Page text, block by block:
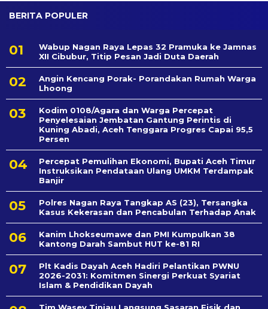
BERITA POPULER
Wabup Nagan Raya Lepas 32 Pramuka ke Jamnas
XII Cibubur, Titip Pesan Jadi Duta Daerah
Angin Kencang Porak- Porandakan Rumah Warga
Lhoong
Kodim 0108/Agara dan Warga Percepat
Penyelesaian Jembatan Gantung Perintis di
Kuning Abadi, Aceh Tenggara Progres Capai 95,5
Persen
Percepat Pemulihan Ekonomi, Bupati Aceh Timur
Instruksikan Pendataan Ulang UMKM Terdampak
Banjir
Polres Nagan Raya Tangkap AS (23), Tersangka
Kasus Kekerasan dan Pencabulan Terhadap Anak
Kanim Lhokseumawe dan PMI Kumpulkan 38
Kantong Darah Sambut HUT ke-81 RI
Plt Kadis Dayah Aceh Hadiri Pelantikan PWNU
2026-2031: Komitmen Sinergi Perkuat Syariat
Islam & Pendidikan Dayah